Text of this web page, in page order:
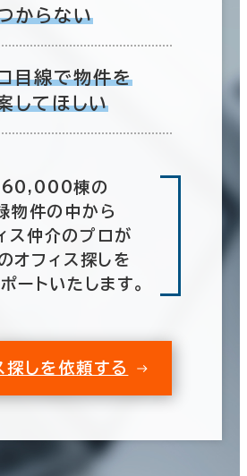
からない
目線で物件を
してほしい
60,000棟の
物件の中から
ス仲介のプロが
オフィス探しを
ートいたします。
探しを依頼する